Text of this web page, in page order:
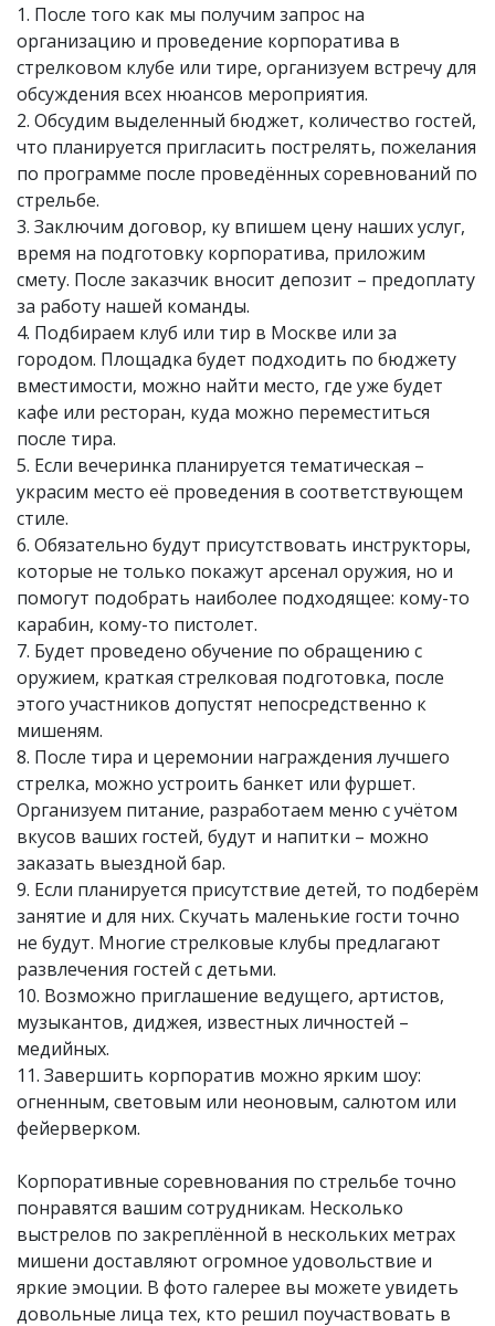
1. После того как мы получим запрос на
организацию и проведение корпоратива в
стрелковом клубе или тире, организуем встречу для
обсуждения всех нюансов мероприятия.
2. Обсудим выделенный бюджет, количество гостей,
что планируется пригласить пострелять, пожелания
по программе после проведённых соревнований по
стрельбе.
3. Заключим договор, ку впишем цену наших услуг,
время на подготовку корпоратива, приложим
смету. После заказчик вносит депозит – предоплату
за работу нашей команды.
4. Подбираем клуб или тир в Москве или за
городом. Площадка будет подходить по бюджету
вместимости, можно найти место, где уже будет
кафе или ресторан, куда можно переместиться
после тира.
5. Если вечеринка планируется тематическая –
украсим место её проведения в соответствующем
стиле.
6. Обязательно будут присутствовать инструкторы,
которые не только покажут арсенал оружия, но и
помогут подобрать наиболее подходящее: кому-то
карабин, кому-то пистолет.
7. Будет проведено обучение по обращению с
оружием, краткая стрелковая подготовка, после
этого участников допустят непосредственно к
мишеням.
8. После тира и церемонии награждения лучшего
стрелка, можно устроить банкет или фуршет.
Организуем питание, разработаем меню с учётом
вкусов ваших гостей, будут и напитки – можно
заказать выездной бар.
9. Если планируется присутствие детей, то подберём
занятие и для них. Скучать маленькие гости точно
не будут. Многие стрелковые клубы предлагают
развлечения гостей с детьми.
10. Возможно приглашение ведущего, артистов,
музыкантов, диджея, известных личностей –
медийных.
11. Завершить корпоратив можно ярким шоу:
огненным, световым или неоновым, салютом или
фейерверком.
Корпоративные соревнования по стрельбе точно
понравятся вашим сотрудникам. Несколько
выстрелов по закреплённой в нескольких метрах
мишени доставляют огромное удовольствие и
яркие эмоции. В фото галерее вы можете увидеть
довольные лица тех, кто решил поучаствовать в